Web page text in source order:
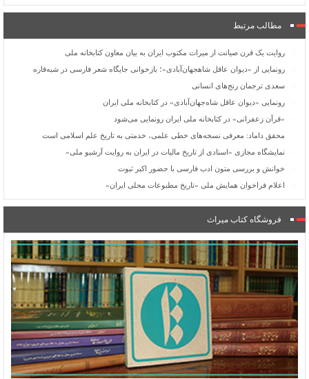
مطالب مرتبط
روایت یک قرن صیانت از میراث مکتوب ایران به بیان معاون کتابخانه ملی
رونمایی از «دیوان عاقل شاهجهان‌آبادی»؛ بازخوانی جایگاه شعر فارسی در شبه‌قاره
سعدی ترجمان رنج‌های انسانی
رونمایی «دیوان عاقل شاه‌جهان‌آبادی» در کتابخانه ملی ایران
«قرآن زعفرانی» در کتابخانه ملی ایران رونمایی می‌شود
محقق داماد: معرفی نسخه‌های خطی علمی، خدمتی به تاریخ علم اسلامی است
نمایشگاه مجازی «اسنادی از تاریخ مالیات در ایران به روایت آرشیو ملی»
خوانش و بررسی متون ادب فارسی با حضور اکبر ثبوت
اعلام فراخوان همایش ملی «تاریخ مطبوعات محلی ایران»
فروشگاه کتاب میراث